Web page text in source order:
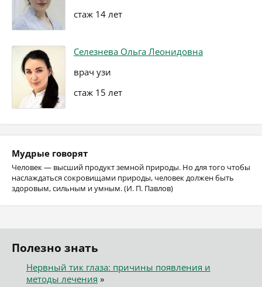
стаж 14 лет
Селезнева Ольга Леонидовна
врач узи
стаж 15 лет
Мудрые говорят
Человек — высший продукт земной природы. Но для того чтобы
наслаждаться сокровищами природы, человек должен быть
здоровым, сильным и умным. (И. П. Павлов)
Полезно знать
Нервный тик глаза: причины появления и
методы лечения »